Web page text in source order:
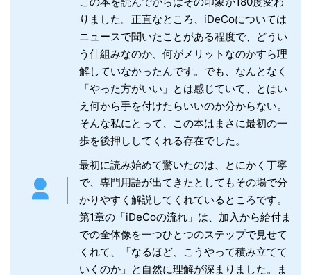
りました。正直なところ、iDeCoについては
ニュースで聞いたことがある程度で、どうい
う仕組みなのか、何がメリットなのかすら理
解していなかったんです。でも、なんとなく
「やった方がいい」とは感じていて、とはい
え何から手を付けたらいいのか分からない。
そんな私にとって、この本はまさに最初の一
歩を後押ししてくれる存在でした。
最初に読み始めて驚いたのは、とにかく丁寧
で、専門用語が出てきたとしてもその場で分
かりやすく解説してくれているところです。
第1章の「iDeCoの流れ」は、加入から給付ま
での全体像を一つひとつのステップで見せて
くれて、「なるほど、こうやって積み立てて
いくのか」と自然に理解が深まりました。ま